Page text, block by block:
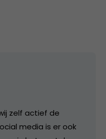
zelf actief de
media is er ook